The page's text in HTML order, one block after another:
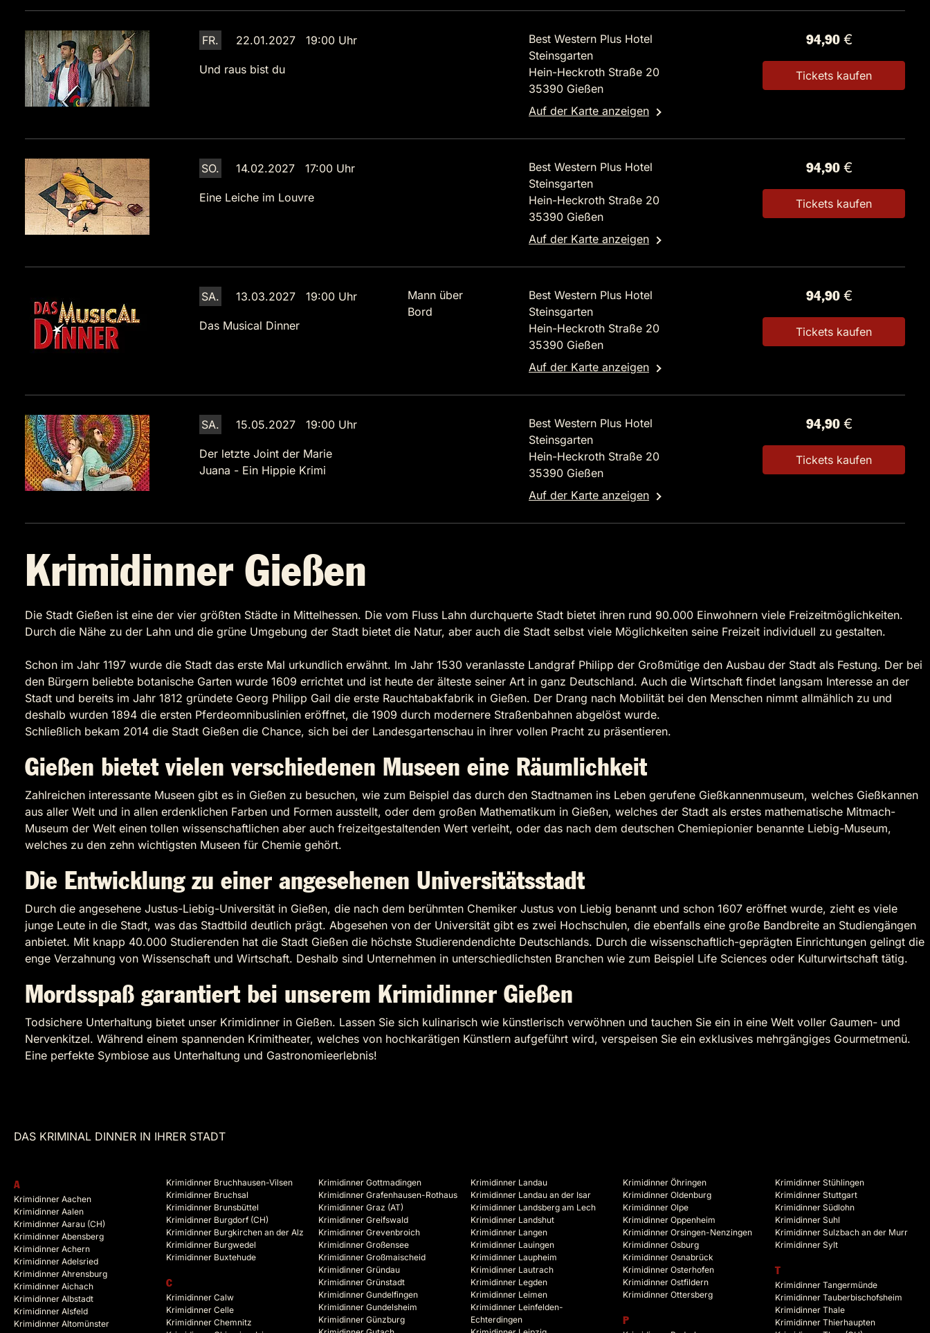
FR. 22.01.2027 19:00 Uhr
Und raus bist du
Best Western Plus Hotel
Steinsgarten
Hein-Heckroth Straße 20
35390 Gießen
Auf der Karte anzeigen
94,90 €
Tickets kaufen
SO. 14.02.2027 17:00 Uhr
Eine Leiche im Louvre
Best Western Plus Hotel
Steinsgarten
Hein-Heckroth Straße 20
35390 Gießen
Auf der Karte anzeigen
94,90 €
Tickets kaufen
SA. 13.03.2027 19:00 Uhr
Das Musical Dinner
Mann über
Bord
Best Western Plus Hotel
Steinsgarten
Hein-Heckroth Straße 20
35390 Gießen
Auf der Karte anzeigen
94,90 €
Tickets kaufen
SA. 15.05.2027 19:00 Uhr
Der letzte Joint der Marie
Juana - Ein Hippie Krimi
Best Western Plus Hotel
Steinsgarten
Hein-Heckroth Straße 20
35390 Gießen
Auf der Karte anzeigen
94,90 €
Tickets kaufen
Krimidinner Gießen
Die Stadt Gießen ist eine der vier größten Städte in Mittelhessen. Die vom Fluss Lahn durchquerte Stadt bietet ihren rund 90.000 Einwohnern viele Freizeitmöglichkeiten.
Durch die Nähe zu der Lahn und die grüne Umgebung der Stadt bietet die Natur, aber auch die Stadt selbst viele Möglichkeiten seine Freizeit individuell zu gestalten.
Schon im Jahr 1197 wurde die Stadt das erste Mal urkundlich erwähnt. Im Jahr 1530 veranlasste Landgraf Philipp der Großmütige den Ausbau der Stadt als Festung. Der bei
den Bürgern beliebte botanische Garten wurde 1609 errichtet und ist heute der älteste seiner Art in ganz Deutschland. Auch die Wirtschaft findet langsam Interesse an der
Stadt und bereits im Jahr 1812 gründete Georg Philipp Gail die erste Rauchtabakfabrik in Gießen. Der Drang nach Mobilität bei den Menschen nimmt allmählich zu und
deshalb wurden 1894 die ersten Pferdeomnibuslinien eröffnet, die 1909 durch modernere Straßenbahnen abgelöst wurde.
Schließlich bekam 2014 die Stadt Gießen die Chance, sich bei der Landesgartenschau in ihrer vollen Pracht zu präsentieren.
Gießen bietet vielen verschiedenen Museen eine Räumlichkeit
Zahlreichen interessante Museen gibt es in Gießen zu besuchen, wie zum Beispiel das durch den Stadtnamen ins Leben gerufene Gießkannenmuseum, welches Gießkannen
aus aller Welt und in allen erdenklichen Farben und Formen ausstellt, oder dem großen Mathematikum in Gießen, welches der Stadt als erstes mathematische Mitmach-
Museum der Welt einen tollen wissenschaftlichen aber auch freizeitgestaltenden Wert verleiht, oder das nach dem deutschen Chemiepionier benannte Liebig-Museum,
welches zu den zehn wichtigsten Museen für Chemie gehört.
Die Entwicklung zu einer angesehenen Universitätsstadt
Durch die angesehene Justus-Liebig-Universität in Gießen, die nach dem berühmten Chemiker Justus von Liebig benannt und schon 1607 eröffnet wurde, zieht es viele
junge Leute in die Stadt, was das Stadtbild deutlich prägt. Abgesehen von der Universität gibt es zwei Hochschulen, die ebenfalls eine große Bandbreite an Studiengängen
anbietet. Mit knapp 40.000 Studierenden hat die Stadt Gießen die höchste Studierendendichte Deutschlands. Durch die wissenschaftlich-geprägten Einrichtungen gelingt die
enge Verzahnung von Wissenschaft und Wirtschaft. Deshalb sind Unternehmen in unterschiedlichsten Branchen wie zum Beispiel Life Sciences oder Kulturwirtschaft tätig.
Mordsspaß garantiert bei unserem Krimidinner Gießen
Todsichere Unterhaltung bietet unser Krimidinner in Gießen. Lassen Sie sich kulinarisch wie künstlerisch verwöhnen und tauchen Sie ein in eine Welt voller Gaumen- und
Nervenkitzel. Während einem spannenden Krimitheater, welches von hochkarätigen Künstlern aufgeführt wird, verspeisen Sie ein exklusives mehrgängiges Gourmetmenü.
Eine perfekte Symbiose aus Unterhaltung und Gastronomieerlebnis!
DAS KRIMINAL DINNER IN IHRER STADT
A
Krimidinner Aachen
Krimidinner Aalen
Krimidinner Aarau (CH)
Krimidinner Abensberg
Krimidinner Achern
Krimidinner Adelsried
Krimidinner Ahrensburg
Krimidinner Aichach
Krimidinner Albstadt
Krimidinner Alsfeld
Krimidinner Altomünster
Krimidinner Bruchhausen-Vilsen
Krimidinner Bruchsal
Krimidinner Brunsbüttel
Krimidinner Burgdorf (CH)
Krimidinner Burgkirchen an der Alz
Krimidinner Burgwedel
Krimidinner Buxtehude
C
Krimidinner Calw
Krimidinner Celle
Krimidinner Chemnitz
Krimidinner Gottmadingen
Krimidinner Grafenhausen-Rothaus
Krimidinner Graz (AT)
Krimidinner Greifswald
Krimidinner Grevenbroich
Krimidinner Großensee
Krimidinner Großmaischeid
Krimidinner Gründau
Krimidinner Grünstadt
Krimidinner Gundelfingen
Krimidinner Gundelsheim
Krimidinner Günzburg
Krimidinner Landau
Krimidinner Landau an der Isar
Krimidinner Landsberg am Lech
Krimidinner Landshut
Krimidinner Langen
Krimidinner Lauingen
Krimidinner Laupheim
Krimidinner Lautrach
Krimidinner Legden
Krimidinner Leimen
Krimidinner Leinfelden-
Echterdingen
Krimidinner Öhringen
Krimidinner Oldenburg
Krimidinner Olpe
Krimidinner Oppenheim
Krimidinner Orsingen-Nenzingen
Krimidinner Osburg
Krimidinner Osnabrück
Krimidinner Osterhofen
Krimidinner Ostfildern
Krimidinner Ottersberg
P
Krimidinner Stühlingen
Krimidinner Stuttgart
Krimidinner Südlohn
Krimidinner Suhl
Krimidinner Sulzbach an der Murr
Krimidinner Sylt
T
Krimidinner Tangermünde
Krimidinner Tauberbischofsheim
Krimidinner Thale
Krimidinner Thierhaupten